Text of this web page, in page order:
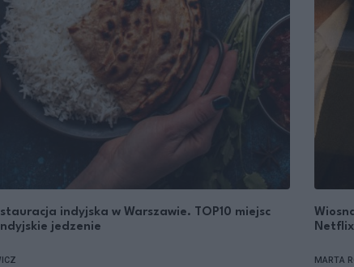
indyjska w Warszawie. TOP10 miejsc
jedzenie
MARTA